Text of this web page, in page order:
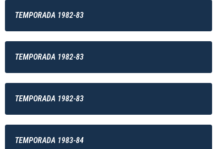
TEMPORADA 1982-83
TEMPORADA 1982-83
TEMPORADA 1982-83
TEMPORADA 1983-84